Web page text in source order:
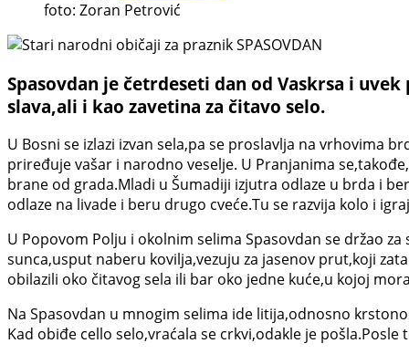
foto: Zoran Petrović
Spasovdan je četrdeseti dan od Vaskrsa i
slava,ali i kao zavetina za čitavo selo.
U Bosni se izlazi izvan sela,pa se proslavlja na vrhovima
priređuje vašar i narodno veselje. U Pranjanima
brane od grada.Mladi u Šumadiji izjutra odlaze u brda i
odlaze na livade i beru drugo cveće.Tu se razvija kolo i
U Popovom Polju i okolnim selima Spasovdan se držao
sunca,usput naberu kovilja,vezuju za jasenov prut,koji
obilazili oko čitavog sela ili bar oko jedne kuće,u kojoj
Na Spasovdan u mnogim selima ide litija,odnosno
Kad obiđe cello selo,vraćala se crkvi,odakle je